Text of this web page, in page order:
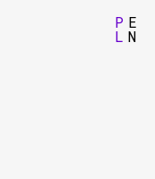
P
L
E
N